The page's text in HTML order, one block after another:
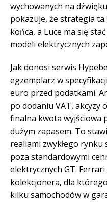
wychowanych na
pokazuje, że strategia
końca, a Luce ma się
modeli elektrycznych
Jak donosi serwis
egzemplarz w
euro przed podatkami.
po dodaniu VAT, akcyzy
finalna kwota wyjściowa
dużym zapasem. To
realiami zwykłego
poza standardowymi
elektrycznych GT.
kolekcjonera, dla
kilku samochodów w